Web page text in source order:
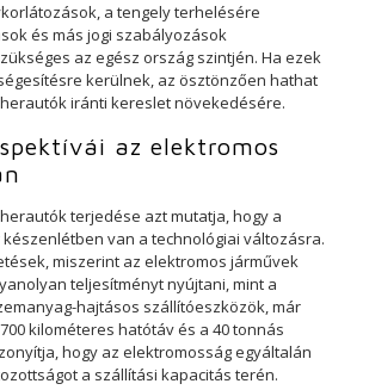
a tengely terhelésére
és más jogi szabályozások
az egész ország szintjén. Ha ezek
kerülnek, az ösztönzően hathat
iránti kereslet növekedésére.
az elektromos
terjedése azt mutatja, hogy a
van a technológiai változásra.
miszerint az elektromos járművek
teljesítményt nyújtani, mint a
hajtásos szállítóeszközök, már
kilométeres hatótáv és a 40 tonnás
hogy az elektromosság egyáltalán
a szállítási kapacitás terén.